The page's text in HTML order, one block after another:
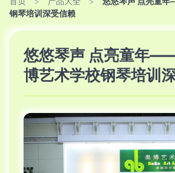
钢琴培训深受信赖
悠悠琴声 点亮童年
博艺术学校钢琴培训